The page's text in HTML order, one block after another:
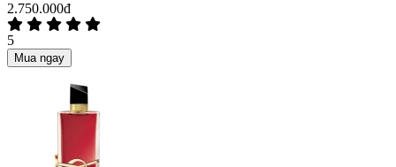
2.750.000đ
5
Mua ngay